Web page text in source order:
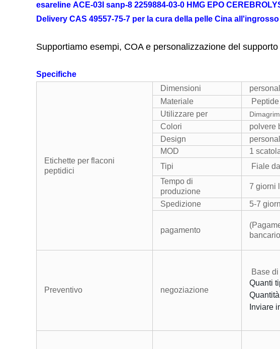
esareline ACE-03I sanp-8 2259884-03-0 HMG EPO
Delivery CAS 49557-75-7 per la cura della pelle Cina
Supportiamo esempi, COA e personalizzazione del
Specifiche
Etichette per flaconi
peptidici
Dimensioni
Materiale
Peptide
Utilizzare per
Colori
polvere
Design
MOD
1
Tipi
Fiale
Tempo di
produzione
7 giorni
Spedizione 5-7
pagamento
Preventivo negoziazione
Base
Quanti
Inviare